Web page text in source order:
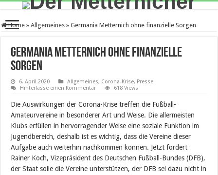
Home » Allgemeines » Germania Metternich ohne finanzielle Sorgen
Germania Metternich ohne finanzielle
Sorgen
6. April 2020 Allgemeines, Corona-Krise, Presse
Hinterlasse einen Kommentar
618 Views
Die Auswirkungen der Corona-Krise treffen die Fußball-
Amateurvereine in besonderer Art und Weise. Die allermeisten
Klubs erfüllen in hervorragender Weise eine soziale Funktion im
Jugendbereich, deshalb ist es wichtig, dass die Vereine dieser
Aufgabe auch weiterhin nachkommen können. Jetzt fordert
Rainer Koch, Vizepräsident des Deutschen Fußball-Bundes (DFB),
der Staat solle die Vereine unterstützen, der DFB sei dazu nicht in